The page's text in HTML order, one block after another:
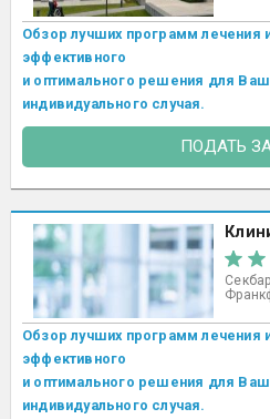
Обзор лучших программ лечения
эффективного
и оптимального решения для
индивидуального случая.
ПОДАТЬ
Обзор лучших программ лечения
эффективного
и оптимального решения для
индивидуального случая.